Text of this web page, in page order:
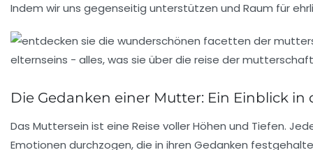
Indem wir uns gegenseitig unterstützen und Raum für
Die Gedanken einer Mutter: Ein Einblick in
Das Muttersein ist eine Reise voller Höhen und Tiefen.
Emotionen durchzogen, die in ihren Gedanken